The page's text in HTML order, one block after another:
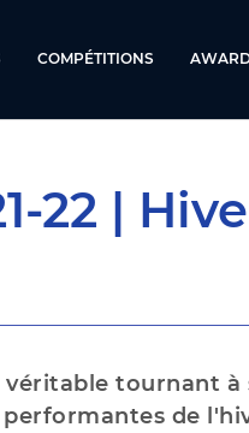
COMPÉTITIONS
22 |
tournant
de